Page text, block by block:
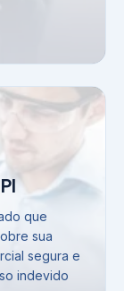
que
sua
segura e
indevido